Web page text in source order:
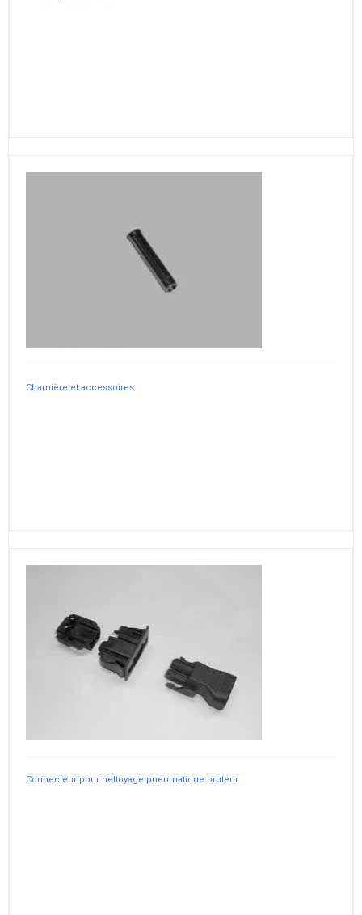
Charnière et accessoires
Connecteur pour nettoyage pneumatique bruleur